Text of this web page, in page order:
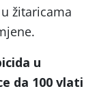
u žitaricama
u
da 100 vlati